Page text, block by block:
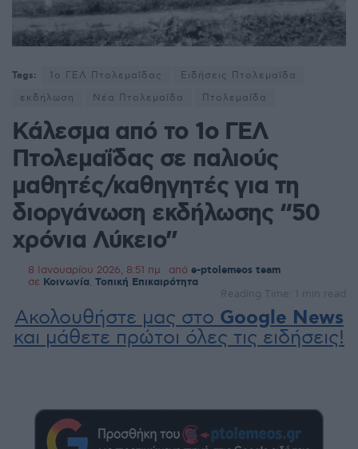
Tags: 1ο ΓΕΛ Πτολεμαΐδας
Ειδήσεις Πτολεμαΐδα
εκδήλωση
Νέα Πτολεμαΐδα Πτολεμαΐδα
Κάλεσμα από το 1ο ΓΕΛ
Πτολεμαΐδας σε παλιούς
μαθητές/καθηγητές για τη
διοργάνωση εκδήλωσης “50
χρόνια Λύκειο”
8 Ιανουαρίου 2026, 8:51 πμ από e-ptolemeos team
σε Κοινωνία Τοπική Επικαιρότητα
Reading Time: 1 min read
Ακολουθήστε μας στο Google News
και μάθετε πρώτοι όλες τις ειδήσεις!